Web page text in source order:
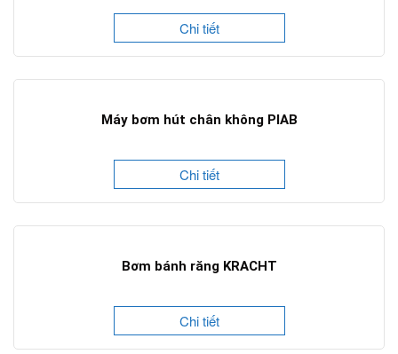
Chi tiết
Máy bơm hút chân không PIAB
Chi tiết
Bơm bánh răng KRACHT
Chi tiết